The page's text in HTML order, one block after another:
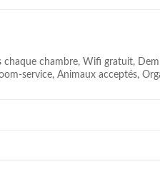
chambre, Wifi gratuit,
service, Animaux acceptés,